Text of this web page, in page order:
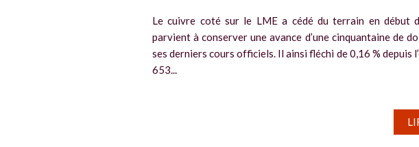
Le cuivre coté sur le LME a cédé du terrain en début
parvient à conserver une avance d’une cinquantaine de
ses derniers cours officiels. Il ainsi fléchi de 0,16 % depuis
653...